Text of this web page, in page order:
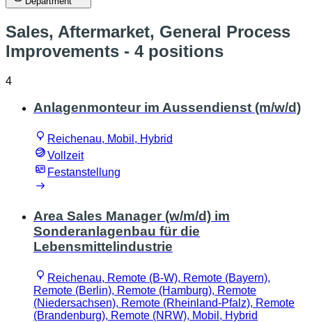
Sales, Aftermarket, General Process
Improvements - 4 positions
4
Anlagenmonteur im Aussendienst (m/w/d)
Reichenau, Mobil, Hybrid
Vollzeit
Festanstellung
Area Sales Manager (w/m/d) im
Sonderanlagenbau für die
Lebensmittelindustrie
Reichenau, Remote (B-W), Remote (Bayern),
Remote (Berlin), Remote (Hamburg), Remote
(Niedersachsen), Remote (Rheinland-Pfalz), Remote
(Brandenburg), Remote (NRW), Mobil, Hybrid